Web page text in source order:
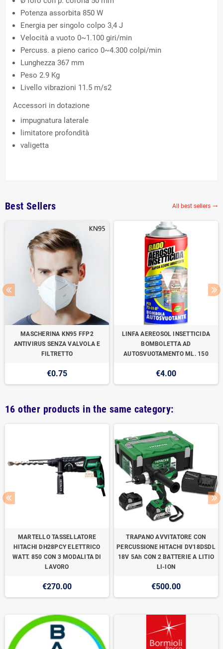
Potenza assorbita 850 W
Energia per singolo colpo 3,4 J
Velocità a vuoto 0~1.100 giri/min
Percuss. a pieno carico 0~4.300 colpi/min
Lunghezza 367 mm
Peso 2.9 Kg
Livello vibrazioni 11.5 m/s2
Accessori in dotazione
impugnatura laterale
limitatore profondità
valigetta
Best Sellers All best sellers 
MASCHERINA KN95 FFP2
ANTIVIRUS SENZA VALVOLA E
FILTRETTO
€0.75
LINFA AEREOSOL INSETTICIDA
BOMBOLETTA AD
AUTOSVUOTAMENTO ML. 150
€4.00
16 other products in the same category:
MARTELLO TASSELLATORE
HITACHI DH28PCY ELETTRICO
WATT. 850 CON 3 MODALITA DI
LAVORO
€270.00
TRAPANO AVVITATORE CON
PERCUSSIONE HITACHI DV18DSDL
18V 5Ah CON 2 BATTERIE A LITIO
LI-ION
€500.00